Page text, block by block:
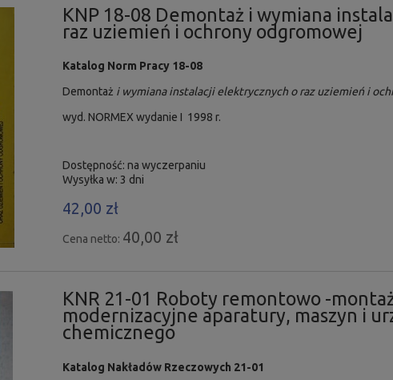
KNP 18-08 Demontaż i wymiana
raz uziemień i ochrony odgromowej
Katalog Norm Pracy 18-08
Demontaż i wymiana instalacji elektrycznych o raz uziemień i
wyd. NORMEX wydanie I 1998 r.
Dostępność: na wyczerpaniu
Wysyłka w: 3 dni
42,00 zł
Cena netto: 40,00 zł
KNR 21-01 Roboty remontowo -
modernizacyjne aparatury, maszyn i
chemicznego
Katalog Nakładów Rzeczowych 21-01